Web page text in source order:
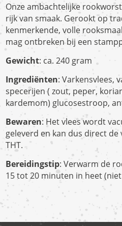
Onze ambachtelijke
rijk van smaak. Gerookt op
kenmerkende, volle
mag ontbreken bij een
Gewicht: ca. 240 gram
Ingrediënten: Varkensvlees,
specerijen ( zout, peper,
kardemom) glucosestroop,
Bewaren: Het vlees wordt
geleverd en kan dus direct
THT.
Bereidingstip: Verwarm de
15 tot 20 minuten in heet